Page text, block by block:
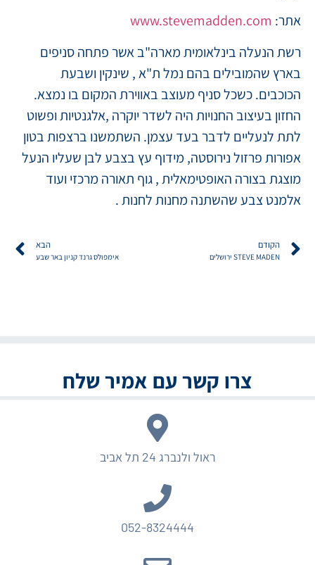
אתר: www.stevemadden.com
רשת הנעלה בינלאומית מארה"ב אשר פתחה סניפים
בארץ שהמובילים בהם נמל ת"א , שינקין ושבעת
הכוכבים. כשכל סניף מעוצב באווירת המקום בו נמצא.
החזון בעיצוב החנויות היה לשדר יוקרה ,אלגנטיות ופשוט
לתת לנעליים לדבר בעד עצמן. השתמשנו ברצפות בטון
אפורות פרזול נירוסטה, מידוף עץ בצבע לבן שעליו הנעל
מוצגת בצורה האופטימאלית , גוף תאורה מרכזי ועוד
אלמנט צבע שהשתנה מחנות לחנות .
הקודם
STEVE MADEN ירושלים
הבא
אימפולס גרנד קניון באר שבע
צרו קשר עם אמיר שלח
ראול ולנברג 24 תל אביב
052-8324444